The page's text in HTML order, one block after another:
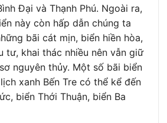
Đại và Thạnh Phú. Ngoài ra,
này còn hấp dẫn chúng ta
bãi cát mịn, biển hiền hòa,
tư, khai thác nhiều nên vẫn giữ
nguyên thủy. Một số bãi biển
xanh Bến Tre có thể kể đến
biển Thới Thuận, biển Ba